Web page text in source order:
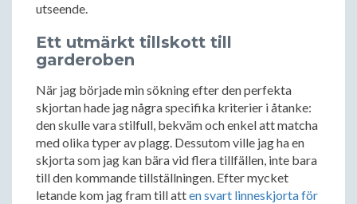
utseende.
Ett utmärkt tillskott till
garderoben
När jag började min sökning efter den perfekta
skjortan hade jag några specifika kriterier i åtanke:
den skulle vara stilfull, bekväm och enkel att matcha
med olika typer av plagg. Dessutom ville jag ha en
skjorta som jag kan bära vid flera tillfällen, inte bara
till den kommande tillställningen. Efter mycket
letande kom jag fram till atten svart linneskjorta för